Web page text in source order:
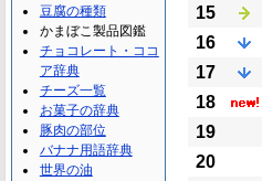
15
16
17
18
19
20
豆腐の種類
かまぼこ製品図鑑
チョコレート・ココ
ア辞典
チーズ一覧
お菓子の辞典
豚肉の部位
バナナ用語辞典
世界の油